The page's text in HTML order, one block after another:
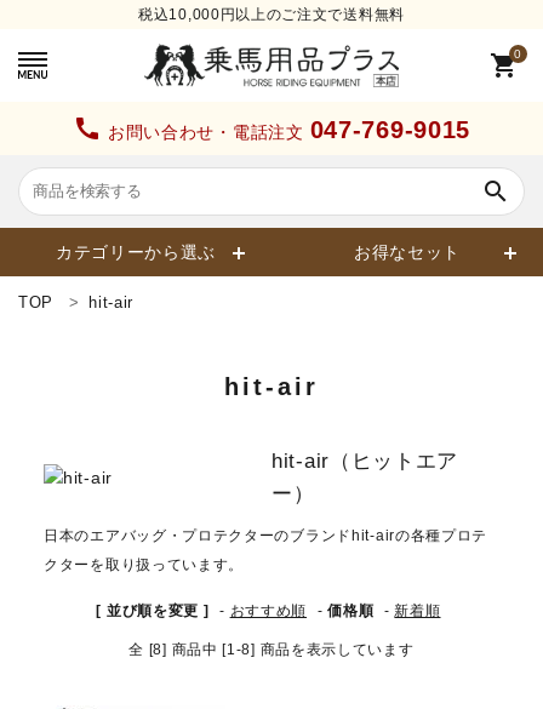
税込10,000円以上のご注文で送料無料
0
shopping_cart
call お問い合わせ・電話注文 047-769-9015
search
カテゴリーから選ぶ お得なセット
キュロット・ズボン
TOP hit-air
hit-air
hit-air（ヒットエア
ー）
日本のエアバッグ・プロテクターのブランドhit-airの各種プロテ
クターを取り扱っています。
[ 並び順を変更 ] - おすすめ順 -価格順 -新着順
全 [8] 商品中 [1-8] 商品を表示しています